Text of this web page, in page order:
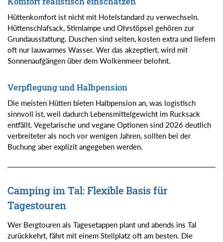
Hüttenkomfort ist nicht mit Hotelstandard zu verwechseln.
Hüttenschlafsack, Stirnlampe und Ohrstöpsel gehören zur
Grundausstattung. Duschen sind selten, kosten extra und liefern
oft nur lauwarmes Wasser. Wer das akzeptiert, wird mit
Sonnenaufgängen über dem Wolkenmeer belohnt.
Verpflegung und Halbpension
Die meisten Hütten bieten Halbpension an, was logistisch
sinnvoll ist, weil dadurch Lebensmittelgewicht im Rucksack
entfällt. Vegetarische und vegane Optionen sind 2026 deutlich
verbreiteter als noch vor wenigen Jahren, sollten bei der
Buchung aber explizit angegeben werden.
Camping im Tal: Flexible Basis für
Tagestouren
Wer Bergtouren als Tagesetappen plant und abends ins Tal
zurückkehrt, fährt mit einem Stellplatz oft am besten. Die